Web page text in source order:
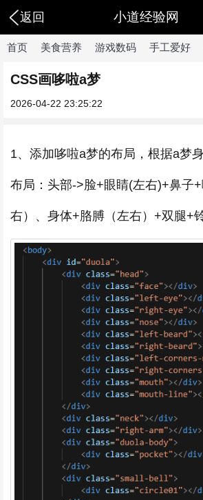
返回 小道经验网
首页 美食营养 游戏数码 手工爱好
CSS画哆啦a梦
2026-04-22 23:25:22
1、添加哆啦a梦的布局，根据a梦
布局：头部->脸+眼睛(左右)+鼻子
右）、身体+胳膊（左右）+双腿+